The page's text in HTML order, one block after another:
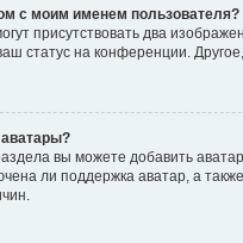
с моим именем пользователя?
присутствовать два
статус на конференции.
вы можете добавить
ли поддержка аватар, а